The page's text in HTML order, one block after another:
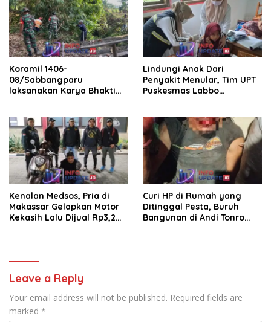
Koramil 1406-
08/Sabbangparu
laksanakan Karya Bhakti
Lindungi Anak Dari
Penyakit Menular, Tim UPT
Puskesmas Labbo
Kenalan Medsos, Pria di
Makassar Gelapkan Motor
Kekasih Lalu Dijual Rp3,2
Curi HP di Rumah yang
Ditinggal Pesta, Buruh
Bangunan di Andi Tonro
Leave a Reply
Your email address will not be published. Required fields are
marked *